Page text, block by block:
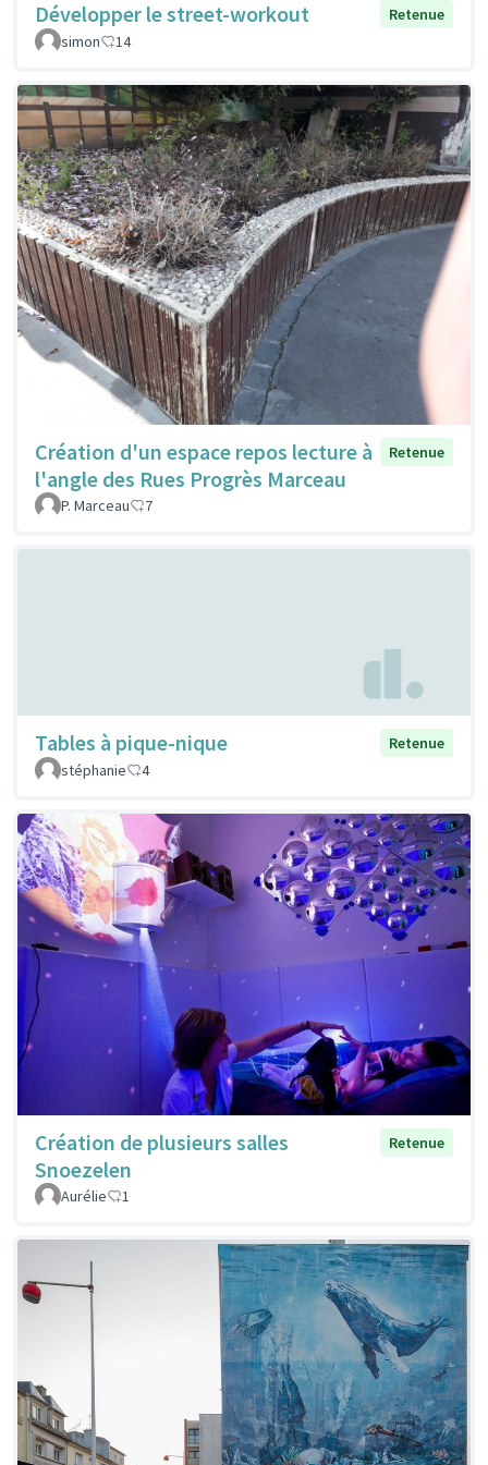
Développer le street-workout
Retenue
simon
14
Création d'un espace repos lecture à
l'angle des Rues Progrès Marceau
Retenue
P. Marceau 7
Tables à pique-nique
Retenue
stéphanie
4
Création de plusieurs salles
Snoezelen
Retenue
Aurélie 1